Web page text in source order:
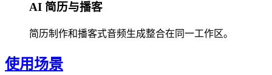
AI 简历与播客
简历制作和播客式音频生成整合在同一工作区。
使用场景